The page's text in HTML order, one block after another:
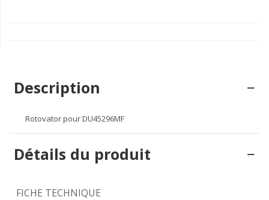
Description
Rotovator pour DU45296MF
Détails du produit
FICHE TECHNIQUE